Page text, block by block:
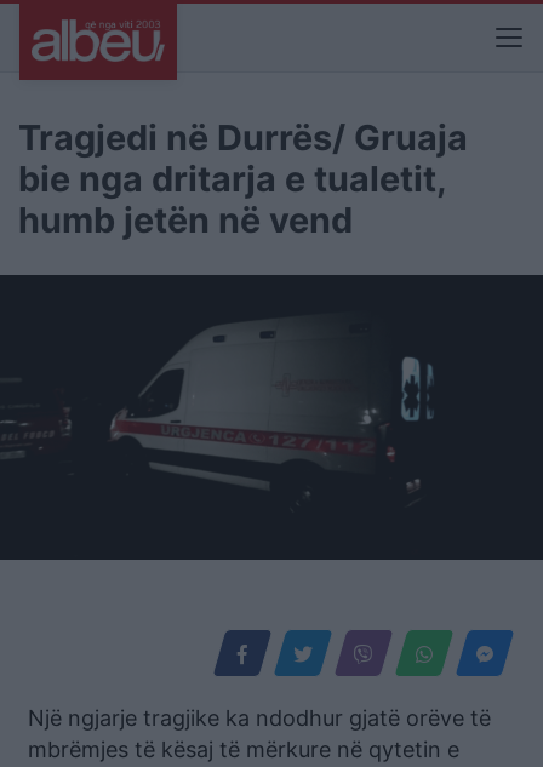
Tragjedi në Durrës/ Gruaja
bie nga dritarja e tualetit,
humb jetën në vend
Një ngjarje tragjike ka ndodhur gjatë orëve të
mbrëmjes të kësaj të mërkure në qytetin e